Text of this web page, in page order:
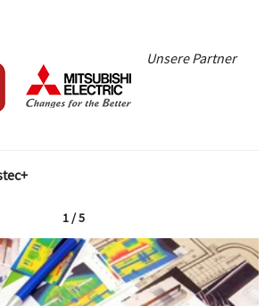
Unsere Partner
1 / 5